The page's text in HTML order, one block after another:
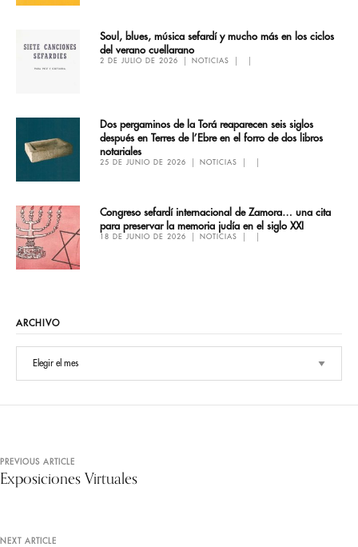
Soul, blues, música sefardí y mucho más en los ciclos
del verano cuellarano
2 DE JULIO DE 2026 NOTICIAS
Dos pergaminos de la Torá reaparecen seis siglos
después en Terres de l’Ebre en el forro de dos libros
notariales
25 DE JUNIO DE 2026 NOTICIAS
Congreso sefardí internacional de Zamora… una cita
para preservar la memoria judía en el siglo XXI
18 DE JUNIO DE 2026 NOTICIAS
ARCHIVO
PREVIOUS ARTICLE
Exposiciones Virtuales
NEXT ARTICLE